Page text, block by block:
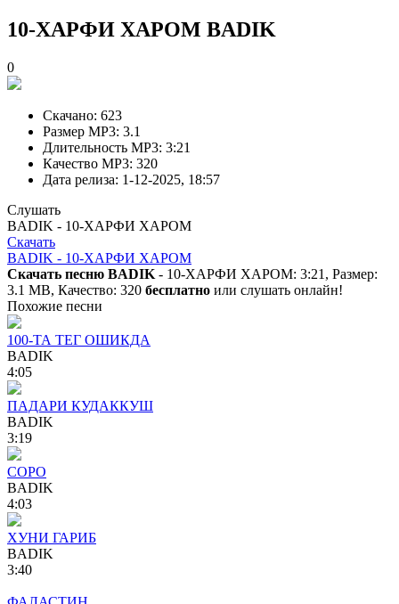
10-ХАРФИ ХАРОМ BADIK
0
Скачано: 623
Размер MP3: 3.1
Длительность MP3: 3:21
Качество MP3: 320
Дата релиза: 1-12-2025, 18:57
Слушать
BADIK - 10-ХАРФИ ХАРОМ
Скачать
BADIK - 10-ХАРФИ ХАРОМ
Скачать песню BADIK - 10-ХАРФИ ХАРОМ: 3:21, Размер:
3.1 MB, Качество: 320 бесплатно или слушать онлайн!
Похожие песни
100-ТА ТЕГ ОШИКДА
BADIK
4:05
ПАДАРИ КУДАККУШ
BADIK
3:19
СОРО
BADIK
4:03
ХУНИ ГАРИБ
BADIK
3:40